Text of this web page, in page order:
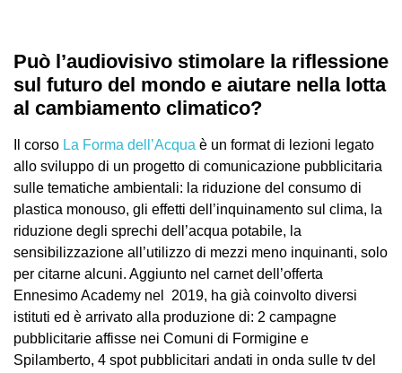
Può l’audiovisivo stimolare la riflessione
sul futuro del mondo e aiutare nella lotta
al cambiamento climatico?
Il corso La Forma dell’Acqua è un format di lezioni legato
allo sviluppo di un progetto di comunicazione pubblicitaria
sulle tematiche ambientali: la riduzione del consumo di
plastica monouso, gli effetti dell’inquinamento sul clima, la
riduzione degli sprechi dell’acqua potabile, la
sensibilizzazione all’utilizzo di mezzi meno inquinanti, solo
per citarne alcuni. Aggiunto nel carnet dell’offerta
Ennesimo Academy nel 2019, ha già coinvolto diversi
istituti ed è arrivato alla produzione di: 2 campagne
pubblicitarie affisse nei Comuni di Formigine e
Spilamberto, 4 spot pubblicitari andati in onda sulle tv del